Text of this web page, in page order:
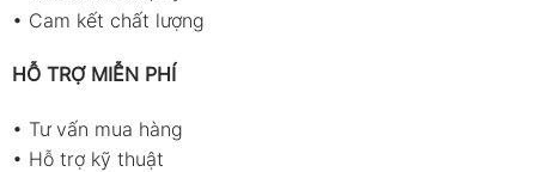
• Cam kết chất lượng
HỖ TRỢ MIỄN PHÍ
• Tư vấn mua hàng
• Hỗ trợ kỹ thuật